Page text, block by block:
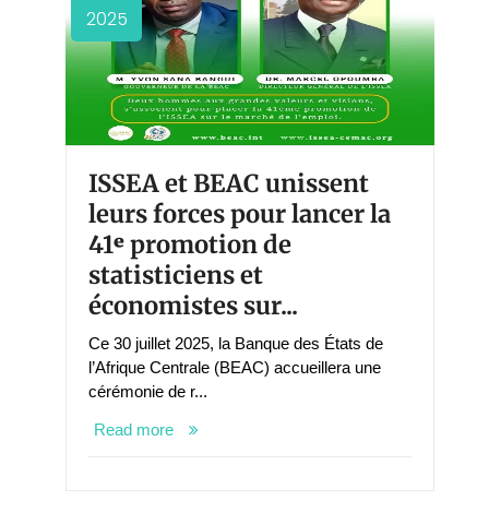
ISSEA et BEAC unissent
leurs forces pour lancer la
41ᵉ promotion de
statisticiens et
économistes sur...
2025
Ce 30 juillet 2025, la Banque des États de
l’Afrique Centrale (BEAC) accueillera une
cérémonie de r...
Read more